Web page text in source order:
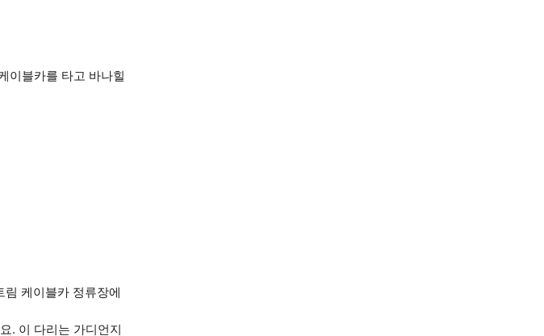
이블카를 타고 바나힐
케이블카 정류장에
. 이 다리는 가디언지